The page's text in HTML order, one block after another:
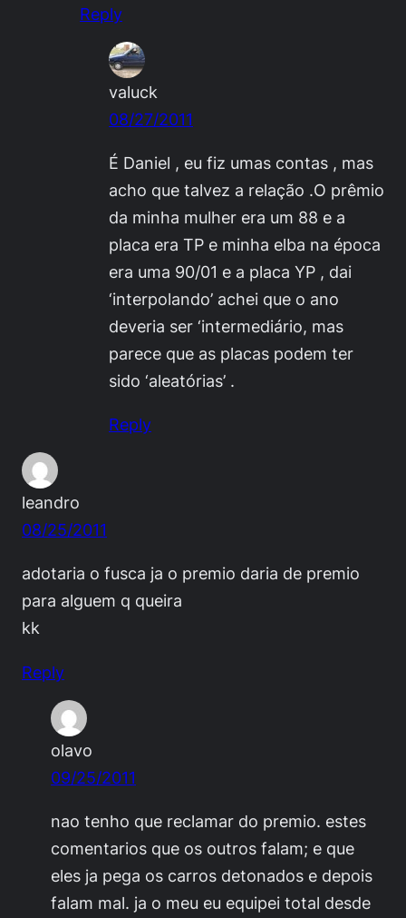
Reply
valuck
08/27/2011
É Daniel , eu fiz umas contas , mas
acho que talvez a relação .O prêmio
da minha mulher era um 88 e a
placa era TP e minha elba na época
era uma 90/01 e a placa YP , dai
‘interpolando’ achei que o ano
deveria ser ‘intermediário, mas
parece que as placas podem ter
sido ‘aleatórias’ .
Reply
leandro
08/25/2011
adotaria o fusca ja o premio daria de premio
para alguem q queira
kk
Reply
olavo
09/25/2011
nao tenho que reclamar do premio. estes
comentarios que os outros falam; e que
eles ja pega os carros detonados e depois
falam mal. ja o meu eu equipei total desde